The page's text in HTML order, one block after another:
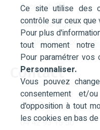
Ce site utilise des
contrôle sur ceux
Pour plus
tout moment notre
Pour paramétrer vos
Personnaliser.
Vous pouvez
consentement et/
d'opposition à tout
les cookies en bas
Accessibilité
Mentions légales
Politique des cookies
Contact
RHF Paca
04 42 93 15 50